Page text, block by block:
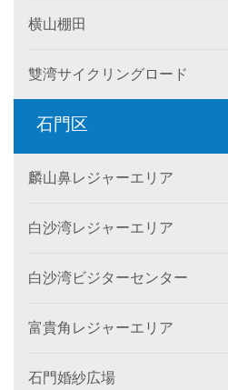
横山棚田
雙湾サイクリングロード
石門区
麟山鼻レジャーエリア
白沙湾レジャーエリア
白沙湾ビジターセンター
富貴角レジャーエリア
石門婚紗広場